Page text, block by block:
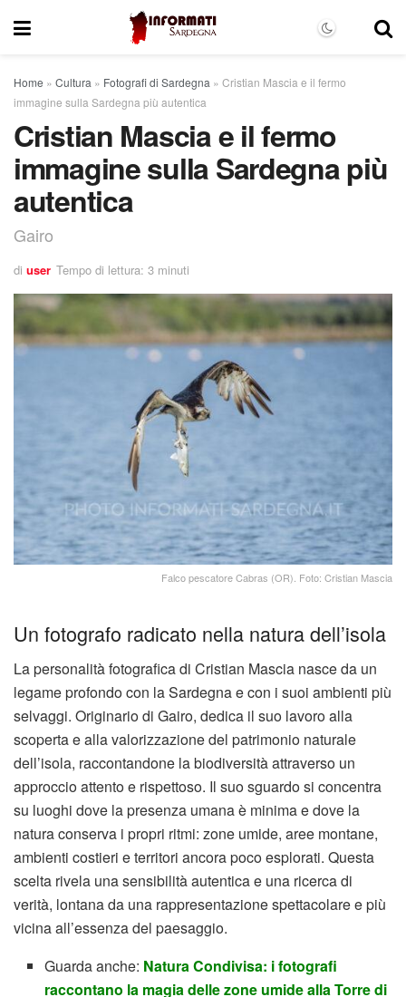
Home » Cultura » Fotografi di Sardegna » Cristian Mascia e il fermo
immagine sulla Sardegna più autentica
Cristian Mascia e il fermo
immagine sulla Sardegna più
autentica
Gairo
di user Tempo di lettura: 3 minuti
Falco pescatore Cabras (OR). Foto: Cristian Mascia
Un fotografo radicato nella natura dell’isola
La personalità fotografica di Cristian Mascia nasce da un
legame profondo con la Sardegna e con i suoi ambienti più
selvaggi. Originario di Gairo, dedica il suo lavoro alla
scoperta e alla valorizzazione del patrimonio naturale
dell’isola, raccontandone la biodiversità attraverso un
approccio attento e rispettoso. Il suo sguardo si concentra
su luoghi dove la presenza umana è minima e dove la
natura conserva i propri ritmi: zone umide, aree montane,
ambienti costieri e territori ancora poco esplorati. Questa
scelta rivela una sensibilità autentica e una ricerca di
verità, lontana da una rappresentazione spettacolare e più
vicina all’essenza del paesaggio.
Guarda anche: Natura Condivisa: i fotografi
raccontano la magia delle zone umide alla Torre di